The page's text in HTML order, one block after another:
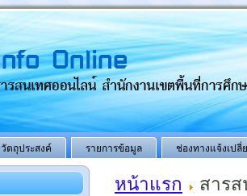
วัตถุประสงค์ รายการข้อมูล ช่องทางแจ้งเป
หน้าแรก สารส